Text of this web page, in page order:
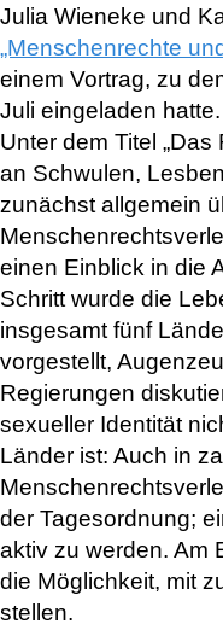
Julia Wieneke und
„Menschenrechte
einem Vortrag, zu
Juli eingeladen hatte.
Unter dem Titel
an Schwulen,
zunächst allgemein
einen Einblick in die
Schritt wurde die
insgesamt fünf
vorgestellt,
Regierungen
sexueller Identität
Länder ist: Auch in
der Tagesordnung;
aktiv zu werden. Am
die Möglichkeit, mit
stellen.